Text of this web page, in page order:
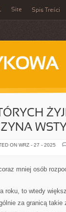
Site Spis Treści
ON WRZ - 27 - 2025
mniej osób
roku, to wtedy
za granicą takie